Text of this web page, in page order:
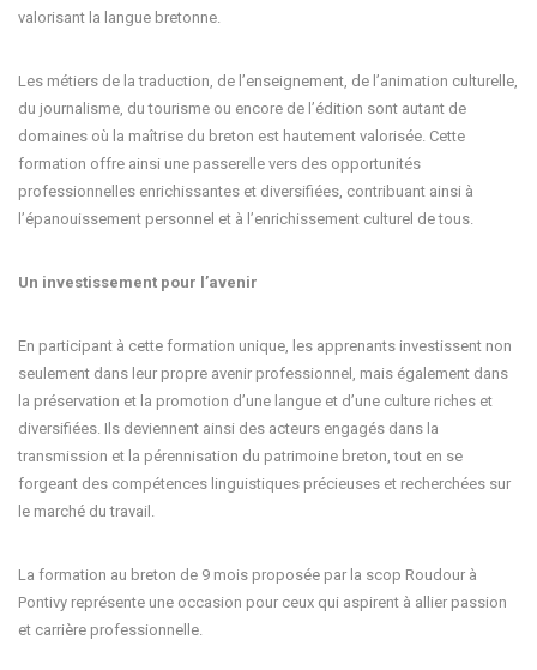
valorisant la langue bretonne.
Les métiers de la traduction, de l’enseignement, de l’animation culturelle,
du journalisme, du tourisme ou encore de l’édition sont autant de
domaines où la maîtrise du breton est hautement valorisée. Cette
formation offre ainsi une passerelle vers des opportunités
professionnelles enrichissantes et diversifiées, contribuant ainsi à
l’épanouissement personnel et à l’enrichissement culturel de tous.
Un investissement pour l’avenir
En participant à cette formation unique, les apprenants investissent non
seulement dans leur propre avenir professionnel, mais également dans
la préservation et la promotion d’une langue et d’une culture riches et
diversifiées. Ils deviennent ainsi des acteurs engagés dans la
transmission et la pérennisation du patrimoine breton, tout en se
forgeant des compétences linguistiques précieuses et recherchées sur
le marché du travail.
La formation au breton de 9 mois proposée par la scop Roudour à
Pontivy représente une occasion pour ceux qui aspirent à allier passion
et carrière professionnelle.